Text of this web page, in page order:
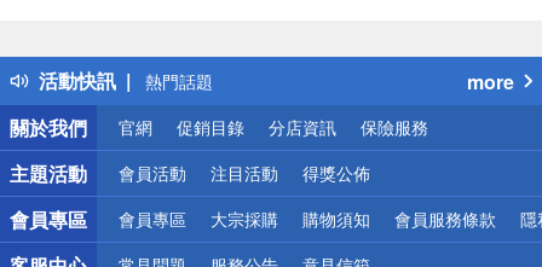
活動快訊
得獎公告
熱門話題
銀行優惠
偏遠地區配送
詐騙網頁！請小心！
more
關於我們
官網 促銷目錄 分店資訊 保險服務
主題活動 會員活動 注目活動 得獎公佈
會員專區 會員專區 大宗採購 購物須知 會員服務條款 隱